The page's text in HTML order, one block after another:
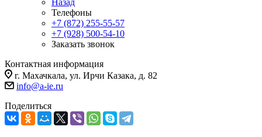
Назад
Телефоны
+7 (872) 255-55-57
+7 (928) 500-54-10
Заказать звонок
Контактная информация
г. Махачкала, ул. Ирчи Казака, д. 82
info@a-ie.ru
Поделиться